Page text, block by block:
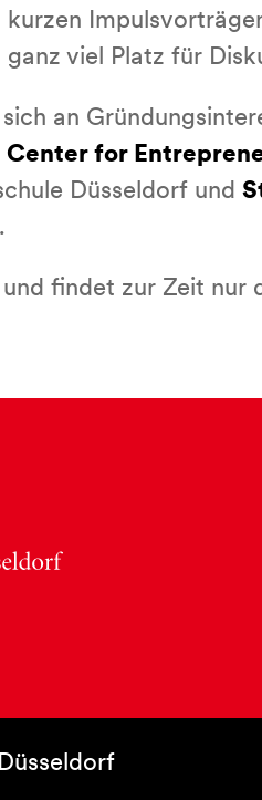
ganz viel Platz für
an
Center for
Düsseldorf und
findet zur Zeit nur